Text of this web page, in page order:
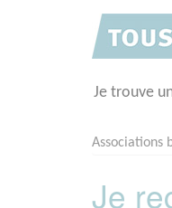
Je trouve
Associations
Je